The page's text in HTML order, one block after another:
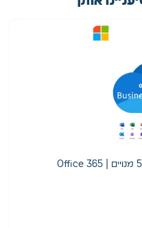
אופיס 365 ביזנס פרימיום מנוי שנתי ל-5 מנויים | Office 365